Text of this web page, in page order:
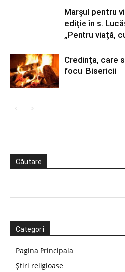
Marșul pentru
ediție în s.
„Pentru viață,
Credința, care
focul Bisericii
Căutare
Categorii
Pagina Principala
Știri religioase